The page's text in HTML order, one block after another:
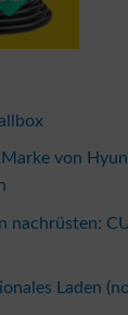
von
nachrüsten:
Laden